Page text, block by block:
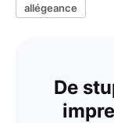
allégeance
De